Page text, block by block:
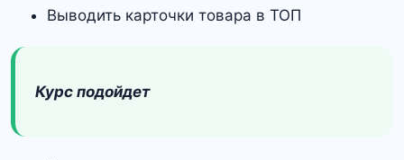
Выводить карточки товара в ТОП
Курс подойдет